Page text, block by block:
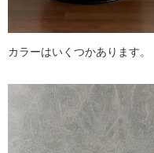
カラーはいくつかあります。